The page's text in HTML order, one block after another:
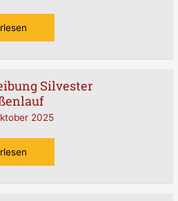
Silvester
2025